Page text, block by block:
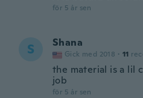
för 5 år sen
S Shana
Gick med 2018 · 11
the material is a lil
job
för 5 år sen